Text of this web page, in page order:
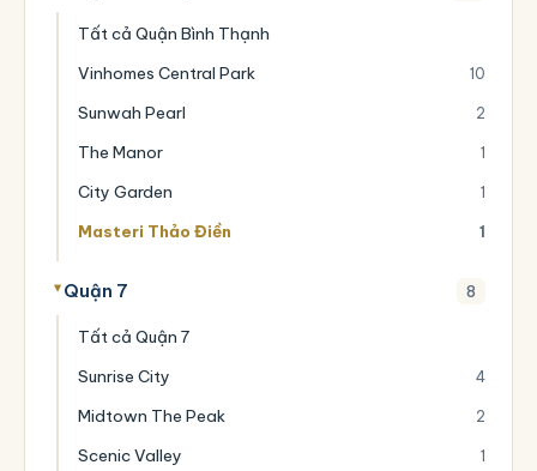
Tất cả Quận Bình Thạnh
Vinhomes Central Park
10
Sunwah Pearl 2
The Manor 1
City Garden 1
Masteri Thảo Điền 1
Quận 7 8
Tất cả Quận 7
Sunrise City
4
Midtown The Peak 2
Scenic Valley 1